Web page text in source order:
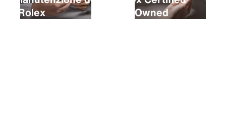
tuo Rolex
Pre‑Owned